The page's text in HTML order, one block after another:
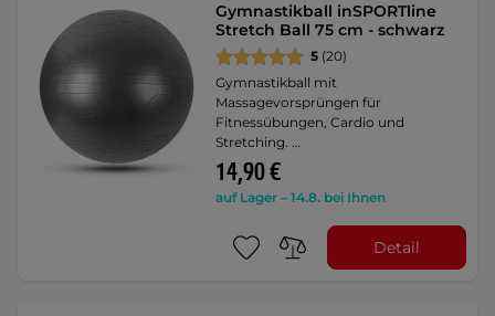
Gymnastikball inSPORTline
Stretch Ball 75 cm - schwarz
5 (20)
Gymnastikball mit
Massagevorsprüngen für
Fitnessübungen, Cardio und
Stretching. …
14,90 €
auf Lager – 14.8. bei Ihnen
Detail